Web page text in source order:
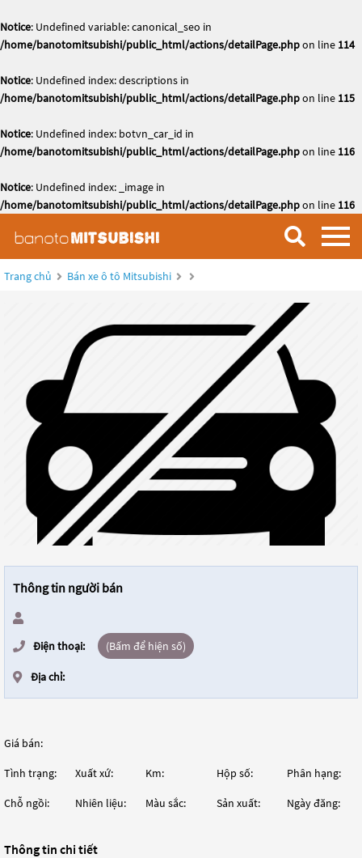
Notice: Undefined variable: canonical_seo in
/home/banotomitsubishi/public_html/actions/detailPage.phpon line 114
Notice: Undefined index: descriptions in
/home/banotomitsubishi/public_html/actions/detailPage.phpon line 115
Notice: Undefined index: botvn_car_id in
/home/banotomitsubishi/public_html/actions/detailPage.phpon line 116
Notice: Undefined index: _image in
/home/banotomitsubishi/public_html/actions/detailPage.phpon line 116
Trang chủ Bán xe ô tô Mitsubishi
Thông tin người bán
Điện thoại: (Bấm để hiện số)
Địa chỉ:
Giá bán:
Tình trạng: Xuất xứ: Km: Hộp số: Phân hạng:
Chỗ ngồi: Nhiên liệu: Màu sắc: Sản xuất: Ngày đăng:
Thông tin chi tiết